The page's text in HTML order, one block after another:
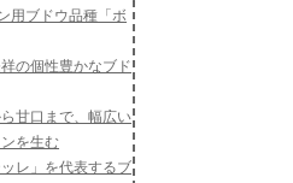
用ブドウ品種「ボ
の個性豊かなブド
甘口まで、幅広い
を生む
ッレ」を代表するブ